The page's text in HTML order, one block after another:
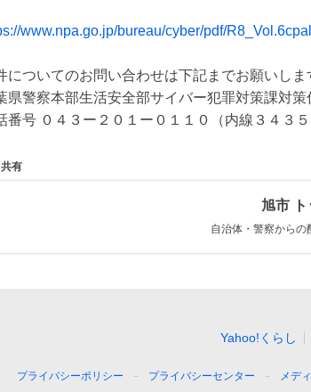
www.npa.go.jp/bureau/cyber/pdf/
についてのお問い合わせは下記までお願いしま
県警察本部生活安全部サイバー犯罪対策課対策
番号 ０４３ー２０１ー０１１０（内線３４３５
共有
旭市
自治体・警察からの
Yahoo!くらし
プライバシーポリシー プライバシーセンター メデ